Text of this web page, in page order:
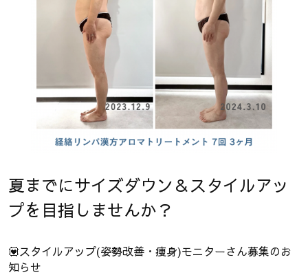
夏までにサイズダウン＆スタイルアッ
プを目指しませんか？
💟スタイルアップ(姿勢改善・痩身)モニターさん募集のお
知らせ